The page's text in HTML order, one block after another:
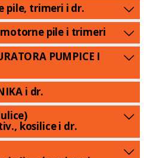
pile, trimeri i dr.
motorne pile i trimeri
PUMPICE I
i dr.
kosilice i dr.